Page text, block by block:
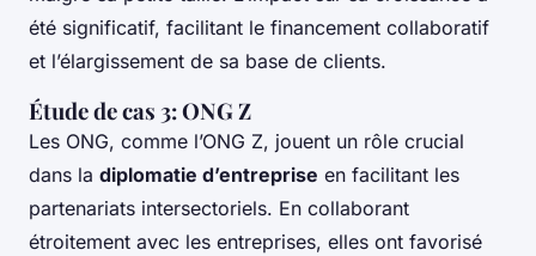
été significatif, facilitant le financement collaboratif
et l’élargissement de sa base de clients.
Étude de cas 3: ONG Z
Les ONG, comme l’ONG Z, jouent un rôle crucial
dans la diplomatie d’entreprise en facilitant les
partenariats intersectoriels. En collaborant
étroitement avec les entreprises, elles ont favorisé